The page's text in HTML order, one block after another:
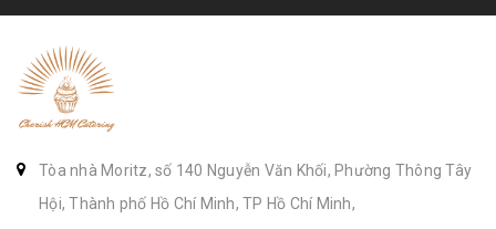
Tòa nhà Moritz, số 140 Nguyễn Văn Khối, Phường Thông Tây
Hội, Thành phố Hồ Chí Minh, TP Hồ Chí Minh,